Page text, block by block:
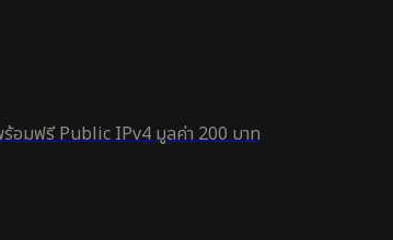
อมฟรี Public IPv4 มูลค่า 200 บาท